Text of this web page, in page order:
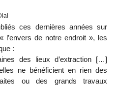
ces dernières années sur
l’envers de notre endroit », les
:
des lieux d’extraction […]
ne bénéficient en rien des
ou des grands travaux